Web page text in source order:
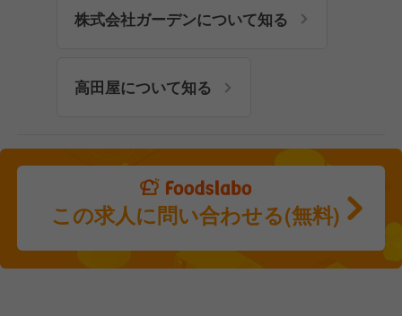
株式会社ガーデンについて知る
高田屋について知る
この求人に問い合わせる(無料)